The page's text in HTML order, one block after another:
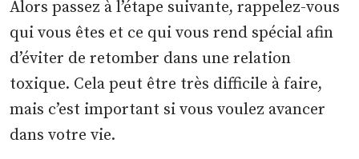
Alors passez à l’étape suivante, rappelez-vous
qui vous êtes et ce qui vous rend spécial afin
d’éviter de retomber dans une relation
toxique. Cela peut être très difficile à faire,
mais c’est important si vous voulez avancer
dans votre vie.